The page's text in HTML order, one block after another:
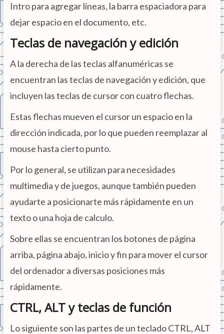
Intro para agregar líneas, la barra espaciadora para
dejar espacio en el documento, etc.
Teclas de navegación y edición
A la derecha de las teclas alfanuméricas se
encuentran las teclas de navegación y edición, que
incluyen las teclas de cursor con cuatro flechas.
Estas flechas mueven el cursor un espacio en la
dirección indicada, por lo que pueden reemplazar al
mouse hasta cierto punto.
Por lo general, se utilizan para necesidades
multimedia y de juegos, aunque también pueden
ayudarte a posicionarte más rápidamente en un
texto o una hoja de calculo.
Sobre ellas se encuentran los botones de página
arriba, página abajo, inicio y fin para mover el cursor
del ordenador a diversas posiciones más
rápidamente.
CTRL, ALT y teclas de función
Lo siguiente son las partes de un teclado CTRL, ALT